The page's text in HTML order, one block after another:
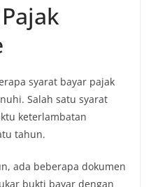
syarat bayar pajak
Salah satu syarat
keterlambatan
tahun.
ada beberapa dokumen
bukti bayar dengan